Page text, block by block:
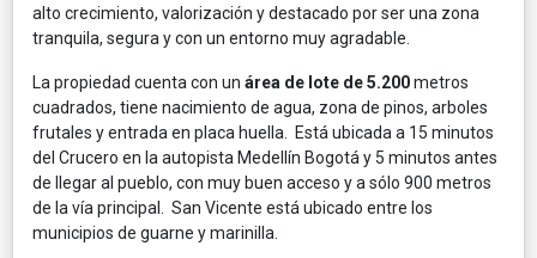
alto crecimiento, valorización y destacado por ser una zona
tranquila, segura y con un entorno muy agradable.
La propiedad cuenta con un área de lote de 5.200metros
cuadrados, tiene nacimiento de agua, zona de pinos, arboles
frutales y entrada en placa huella. Está ubicada a 15 minutos
del Crucero en la autopista Medellín Bogotá y 5 minutos antes
de llegar al pueblo, con muy buen acceso y a sólo 900 metros
de la vía principal. San Vicente está ubicado entre los
municipios de guarne y marinilla.